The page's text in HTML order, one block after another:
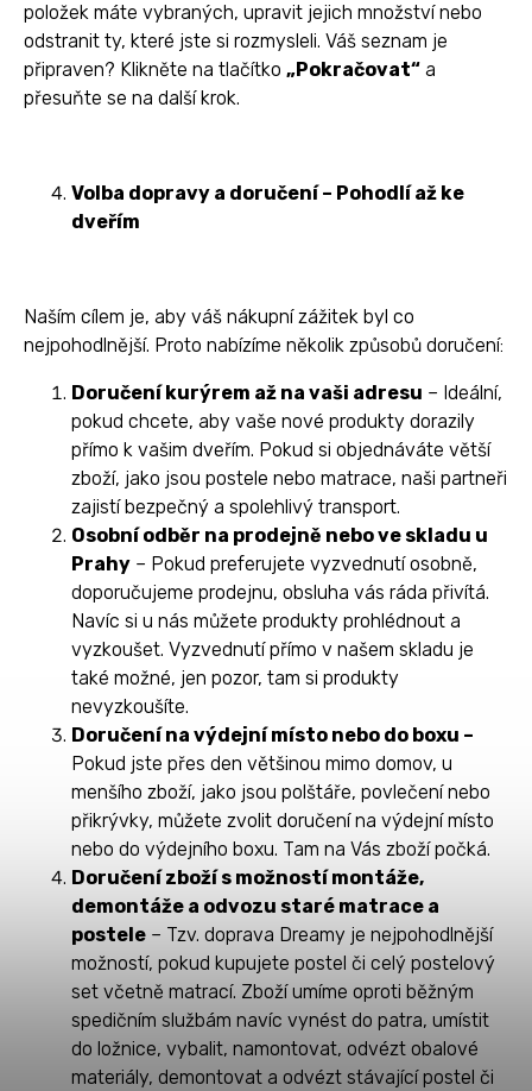
položek máte vybraných, upravit jejich množství nebo
odstranit ty, které jste si rozmysleli. Váš seznam je
připraven? Klikněte na tlačítko „Pokračovat“ a
přesuňte se na další krok.
Volba dopravy a doručení – Pohodlí až ke
dveřím
Naším cílem je, aby váš nákupní zážitek byl co
nejpohodlnější. Proto nabízíme několik způsobů doručení:
Doručení kurýrem až na vaši adresu – Ideální,
pokud chcete, aby vaše nové produkty dorazily
přímo k vašim dveřím. Pokud si objednáváte větší
zboží, jako jsou postele nebo matrace, naši partneři
zajistí bezpečný a spolehlivý transport.
Osobní odběr na prodejně nebo ve skladu u
Prahy – Pokud preferujete vyzvednutí osobně,
doporučujeme prodejnu, obsluha vás ráda přivítá.
Navíc si u nás můžete produkty prohlédnout a
vyzkoušet. Vyzvednutí přímo v našem skladu je
také možné, jen pozor, tam si produkty
nevyzkoušíte.
Doručení na výdejní místo nebo do boxu –
Pokud jste přes den většinou mimo domov, u
menšího zboží, jako jsou polštáře, povlečení nebo
přikrývky, můžete zvolit doručení na výdejní místo
nebo do výdejního boxu. Tam na Vás zboží počká.
Doručení zboží s možností montáže,
demontáže a odvozu staré matrace a
postele – Tzv. doprava Dreamy je nejpohodlnější
možností, pokud kupujete postel či celý postelový
set včetně matrací. Zboží umíme oproti běžným
spedičním službám navíc vynést do patra, umístit
do ložnice, vybalit, namontovat, odvézt obalové
materiály, demontovat a odvézt stávající postel či